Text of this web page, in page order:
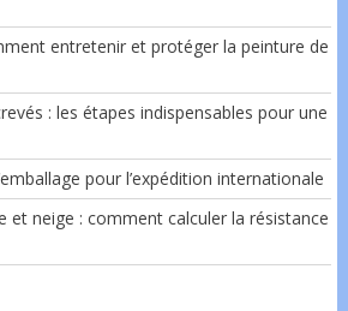
entretenir et protéger la peinture de
: les étapes indispensables pour une
pour l’expédition internationale
et neige : comment calculer la résistance